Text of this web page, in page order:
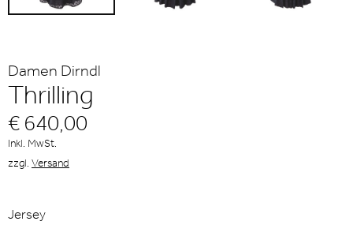
Damen Dirndl
Thrilling
€ 640,00
Inkl. MwSt.
zzgl. Versand
Jersey